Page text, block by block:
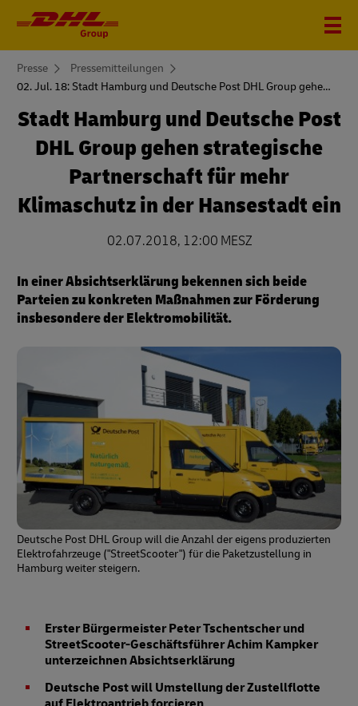
You
here
Presse
Pressemitteilungen
02. Jul. 18: Stadt Hamburg und Deutsche Post DHL Group gehen strategische Partnerschaft für mehr Klimaschutz in der Hansestadt ein
Stadt Hamburg und Deutsche Post
DHL Group gehen strategische
Partnerschaft für mehr
Klimaschutz in der Hansestadt ein
02.07.2018, 12:00 MESZ
In einer Absichtserklärung bekennen sich beide
Parteien zu konkreten Maßnahmen zur Förderung
insbesondere der Elektromobilität.
Deutsche Post DHL Group will die Anzahl der eigens produzierten
Elektrofahrzeuge ("StreetScooter") für die Paketzustellung in
Hamburg weiter steigern.
Erster Bürgermeister Peter Tschentscher und
StreetScooter-Geschäftsführer Achim Kampker
unterzeichnen Absichtserklärung
Deutsche Post will Umstellung der Zustellflotte